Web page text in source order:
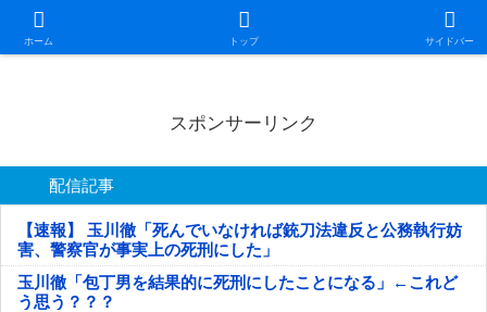
ホーム トップ サイドバー
日本第一！ニュース録
スポンサーリンク
配信記事
【速報】 玉川徹「死んでいなければ銃刀法違反と公務執行妨
害、警察官が事実上の死刑にした」
玉川徹「包丁男を結果的に死刑にしたことになる」←これど
う思う？？？